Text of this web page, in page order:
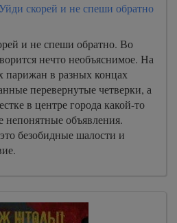
скорей и не спеши обратно
и не спеши обратно. Во
нечто необъяснимое. На
парижан в разных концах
перевернутые четверки, а
в центре города какой-то
непонятные объявления.
безобидные шалости и